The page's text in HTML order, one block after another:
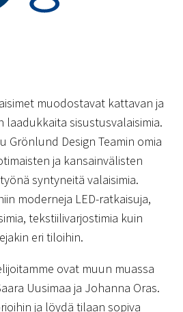
muodostavat kattavan ja
laadukkaita sisustusvalaisimia.
Grönlund Design Teamin omia
ja kansainvälisten
syntyneitä valaisimia.
moderneja LED-ratkaisuja,
tekstiilivarjostimia kuin
eri tiloihin.
ovat muun muassa
Uusimaa ja Johanna Oras.
ja löydä tilaan sopiva